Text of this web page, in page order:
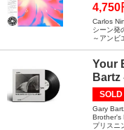
4,750
Carlos
シーン発
～アンビ
Your
Bartz
SOLD
Gary
Brother's
プリスニ